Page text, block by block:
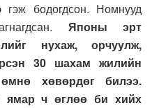
бодогдсон. Номнууд
Японы эрт
нухаж, орчуулж,
30 шахам жилийн
хөвөрдөг билээ.
ямар ч өглөө би хийх